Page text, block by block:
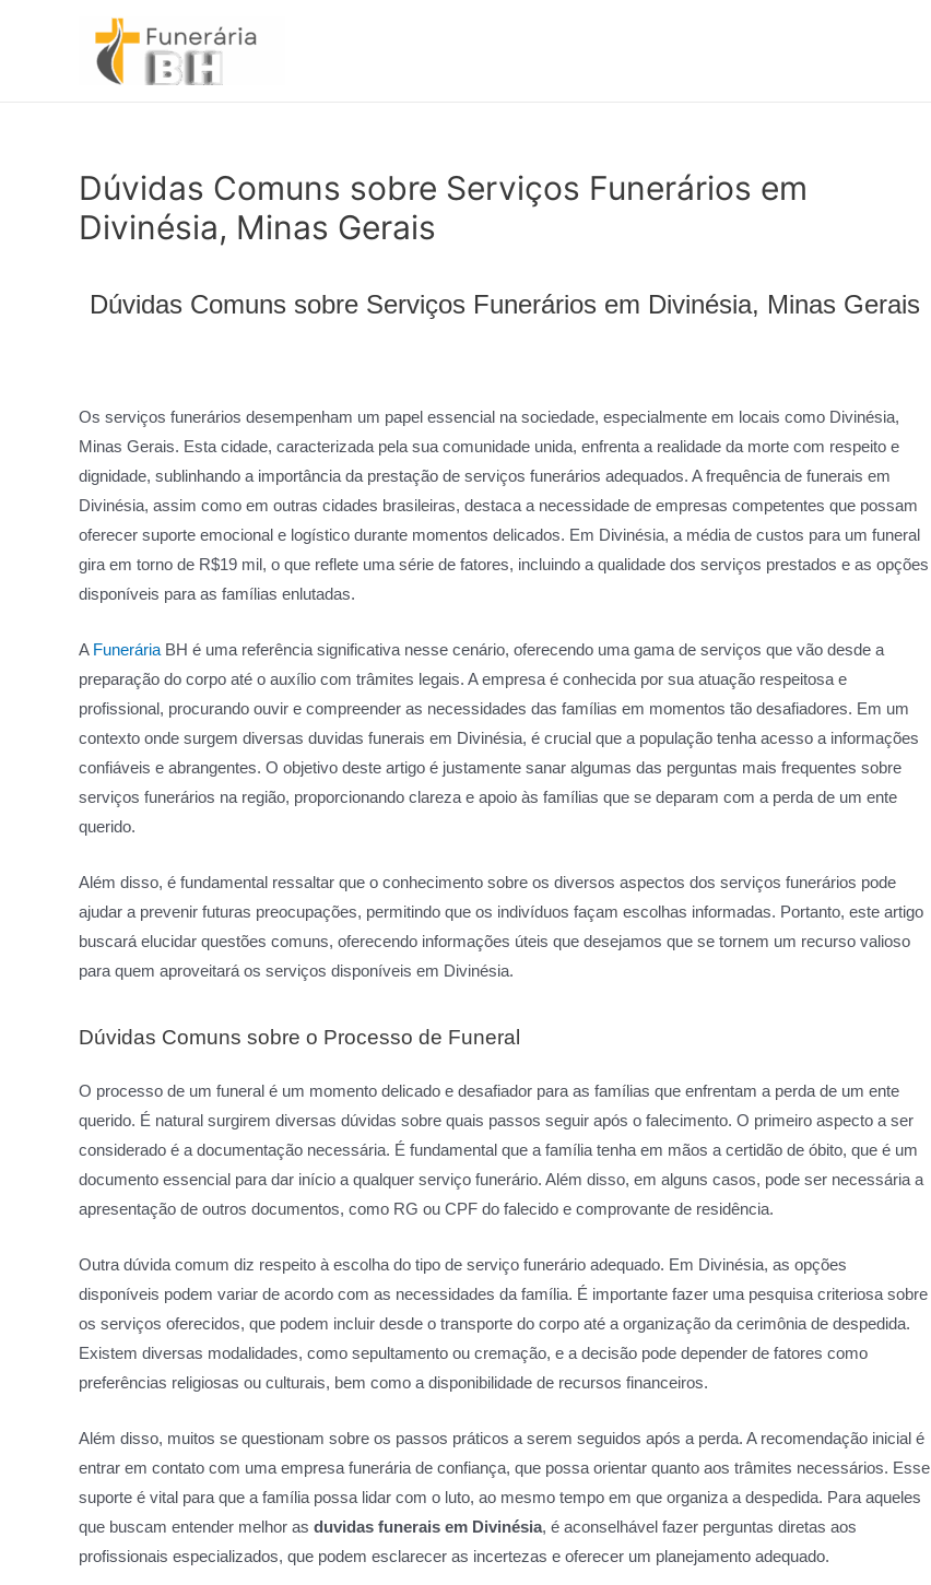
Dúvidas Comuns sobre Serviços Funerários em
Divinésia, Minas Gerais
Dúvidas Comuns sobre Serviços Funerários em Divinésia, Minas Gerais
Os serviços funerários desempenham um papel essencial na sociedade, especialmente em locais como Divinésia,
Minas Gerais. Esta cidade, caracterizada pela sua comunidade unida, enfrenta a realidade da morte com respeito e
dignidade, sublinhando a importância da prestação de serviços funerários adequados. A frequência de funerais em
Divinésia, assim como em outras cidades brasileiras, destaca a necessidade de empresas competentes que possam
oferecer suporte emocional e logístico durante momentos delicados. Em Divinésia, a média de custos para um funeral
gira em torno de R$19 mil, o que reflete uma série de fatores, incluindo a qualidade dos serviços prestados e as opções
disponíveis para as famílias enlutadas.
A Funerária BH é uma referência significativa nesse cenário, oferecendo uma gama de serviços que vão desde a
preparação do corpo até o auxílio com trâmites legais. A empresa é conhecida por sua atuação respeitosa e
profissional, procurando ouvir e compreender as necessidades das famílias em momentos tão desafiadores. Em um
contexto onde surgem diversas duvidas funerais em Divinésia, é crucial que a população tenha acesso a informações
confiáveis e abrangentes. O objetivo deste artigo é justamente sanar algumas das perguntas mais frequentes sobre
serviços funerários na região, proporcionando clareza e apoio às famílias que se deparam com a perda de um ente
querido.
Além disso, é fundamental ressaltar que o conhecimento sobre os diversos aspectos dos serviços funerários pode
ajudar a prevenir futuras preocupações, permitindo que os indivíduos façam escolhas informadas. Portanto, este artigo
buscará elucidar questões comuns, oferecendo informações úteis que desejamos que se tornem um recurso valioso
para quem aproveitará os serviços disponíveis em Divinésia.
Dúvidas Comuns sobre o Processo de Funeral
O processo de um funeral é um momento delicado e desafiador para as famílias que enfrentam a perda de um ente
querido. É natural surgirem diversas dúvidas sobre quais passos seguir após o falecimento. O primeiro aspecto a ser
considerado é a documentação necessária. É fundamental que a família tenha em mãos a certidão de óbito, que é um
documento essencial para dar início a qualquer serviço funerário. Além disso, em alguns casos, pode ser necessária a
apresentação de outros documentos, como RG ou CPF do falecido e comprovante de residência.
Outra dúvida comum diz respeito à escolha do tipo de serviço funerário adequado. Em Divinésia, as opções
disponíveis podem variar de acordo com as necessidades da família. É importante fazer uma pesquisa criteriosa sobre
os serviços oferecidos, que podem incluir desde o transporte do corpo até a organização da cerimônia de despedida.
Existem diversas modalidades, como sepultamento ou cremação, e a decisão pode depender de fatores como
preferências religiosas ou culturais, bem como a disponibilidade de recursos financeiros.
Além disso, muitos se questionam sobre os passos práticos a serem seguidos após a perda. A recomendação inicial é
entrar em contato com uma empresa funerária de confiança, que possa orientar quanto aos trâmites necessários. Esse
suporte é vital para que a família possa lidar com o luto, ao mesmo tempo em que organiza a despedida. Para aqueles
que buscam entender melhor as duvidas funerais em Divinésia, é aconselhável fazer perguntas diretas aos
profissionais especializados, que podem esclarecer as incertezas e oferecer um planejamento adequado.